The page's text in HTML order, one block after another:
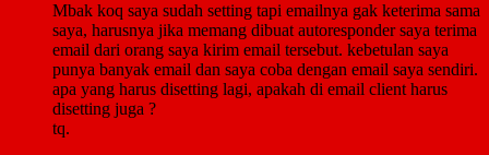
Mbak koq saya sudah setting tapi emailnya gak keterima sama
saya, harusnya jika memang dibuat autoresponder saya terima
email dari orang saya kirim email tersebut. kebetulan saya
punya banyak email dan saya coba dengan email saya sendiri.
apa yang harus disetting lagi, apakah di email client harus
disetting juga ?
tq.